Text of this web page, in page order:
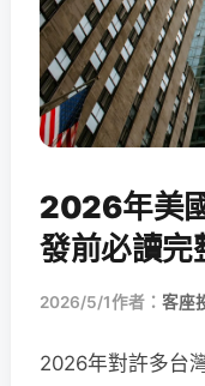
2026年美
發前必讀完
2026/5/1作者： 客座
2026年對許多台